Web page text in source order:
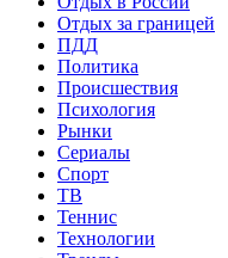
Отдых за границей
ПДД
Политика
Происшествия
Психология
Рынки
Сериалы
Спорт
ТВ
Теннис
Технологии